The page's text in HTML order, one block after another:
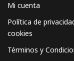
Mi cuenta
Política de
cookies
Términos y